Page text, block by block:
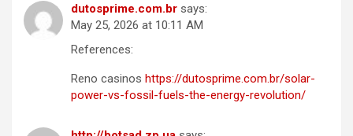
dutosprime.com.br says:
May 25, 2026 at 10:11 AM
References:
Reno casinos https://dutosprime.com.br/solar-
power-vs-fossil-fuels-the-energy-revolution/